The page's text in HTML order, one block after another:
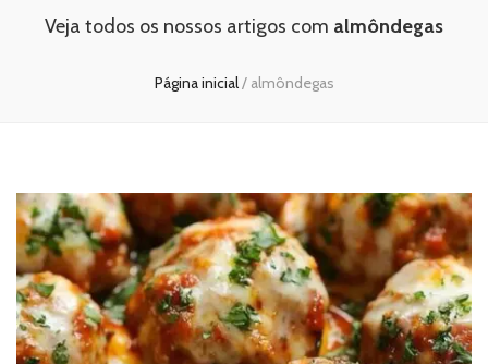
Veja todos os nossos artigos com almôndegas
Página inicial/ almôndegas